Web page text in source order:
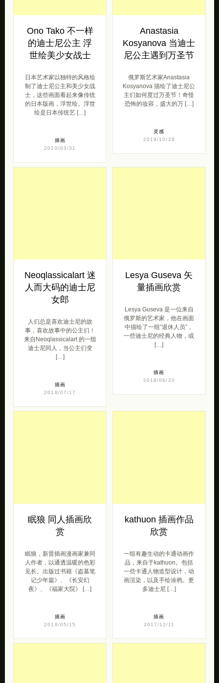
Ono Tako 不一样
的迪士尼公主 浮
世绘美少女战士
日本艺术家以独特的风格绘
制了迪士尼公主和美少女战
士，这些画面看起来像传统
的日本版画，浮世绘。浮世
绘是日本传统艺 […]
插画
2020/03/31
Anastasia
Kosyanova 当迪士
尼公主遇到万圣节
俄罗斯艺术家Anastasia
Kosyanova 描绘了迪士尼公
主们如何度过万圣节！奇怪
恐怖的妆容，盛大的万 […]
灵感
2019/10/28
Neoqlassicalart 迷
人而大码的迪士尼
女郎
人们总是喜欢迪士尼的故
事，喜欢故事中的公主们！
来自Neoqlassicalart 的一组
迪士尼同人，当公主们变
[…]
插画
2018/07/17
Lesya Guseva 矢
量插画欣赏
Lesya Guseva 是一位来自
俄罗斯的艺术家，他在画面
中描绘了一组“退休人员”，
一些迪士尼的经典人物，或
[…]
插画
2018/06/20
眠狼 同人插画欣
赏
眠狼，新晋插画漫画家兼同
人作者，以通透温暖的色彩
见长。出版过书籍《盗墓笔
记少年篇》、《长安幻
夜》、《福家大院》 […]
插画
2018/05/15
kathuon 插画作品
欣赏
一组有趣生动的卡通动画作
品，来自于kathuon。包括
一些卡通人物造型设计，动
画渲染，以及手绘涂鸦。更
多迪士尼 […]
插画
2017/12/11